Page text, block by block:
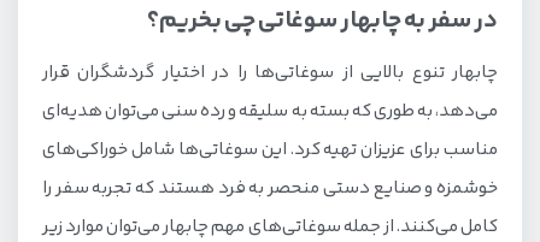
در سفر به چابهار سوغاتی چی بخریم؟
چابهار تنوع بالایی از سوغاتی‌ها را در اختیار گردشگران قرار
می‌دهد، به طوری که بسته به سلیقه و رده سنی می‌توان هدیه‌ای
مناسب برای عزیزان تهیه کرد. این سوغاتی‌ها شامل خوراکی‌های
خوشمزه و صنایع دستی منحصر به فرد هستند که تجربه سفر را
کامل می‌کنند. از جمله سوغاتی‌های مهم چابهار می‌توان موارد زیر